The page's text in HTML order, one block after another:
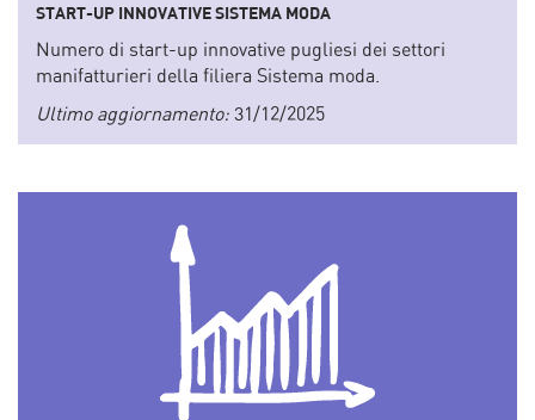
START-UP INNOVATIVE SISTEMA MODA
Numero di start-up innovative pugliesi dei settori
manifatturieri della filiera Sistema moda.
Ultimo aggiornamento: 31/12/2025